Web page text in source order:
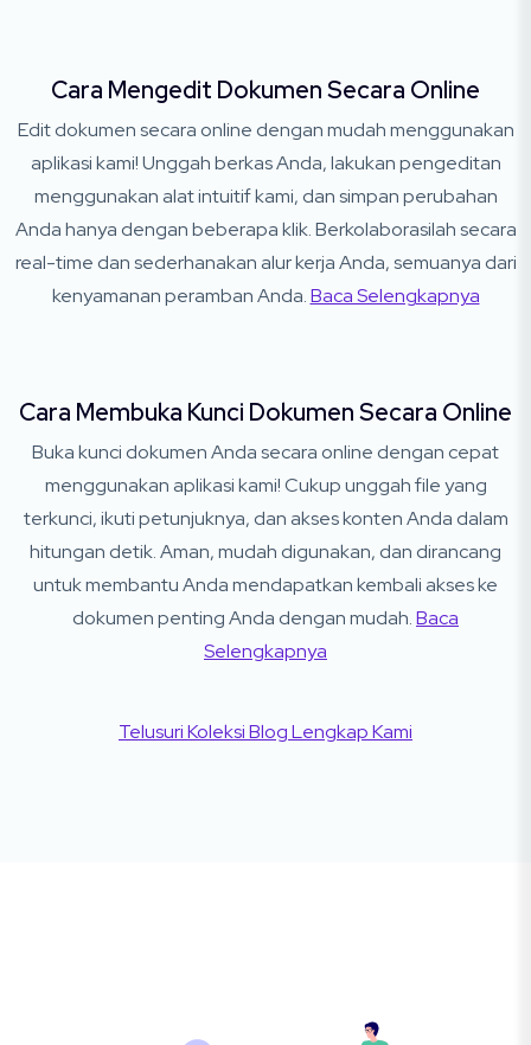
Cara Mengedit Dokumen Secara Online
Edit dokumen secara online dengan mudah menggunakan
aplikasi kami! Unggah berkas Anda, lakukan pengeditan
menggunakan alat intuitif kami, dan simpan perubahan
Anda hanya dengan beberapa klik. Berkolaborasilah secara
real-time dan sederhanakan alur kerja Anda, semuanya dari
kenyamanan peramban Anda.Baca Selengkapnya
Cara Membuka Kunci Dokumen Secara Online
Buka kunci dokumen Anda secara online dengan cepat
menggunakan aplikasi kami! Cukup unggah file yang
terkunci, ikuti petunjuknya, dan akses konten Anda dalam
hitungan detik. Aman, mudah digunakan, dan dirancang
untuk membantu Anda mendapatkan kembali akses ke
dokumen penting Anda dengan mudah.Baca
Selengkapnya
Telusuri Koleksi Blog Lengkap Kami